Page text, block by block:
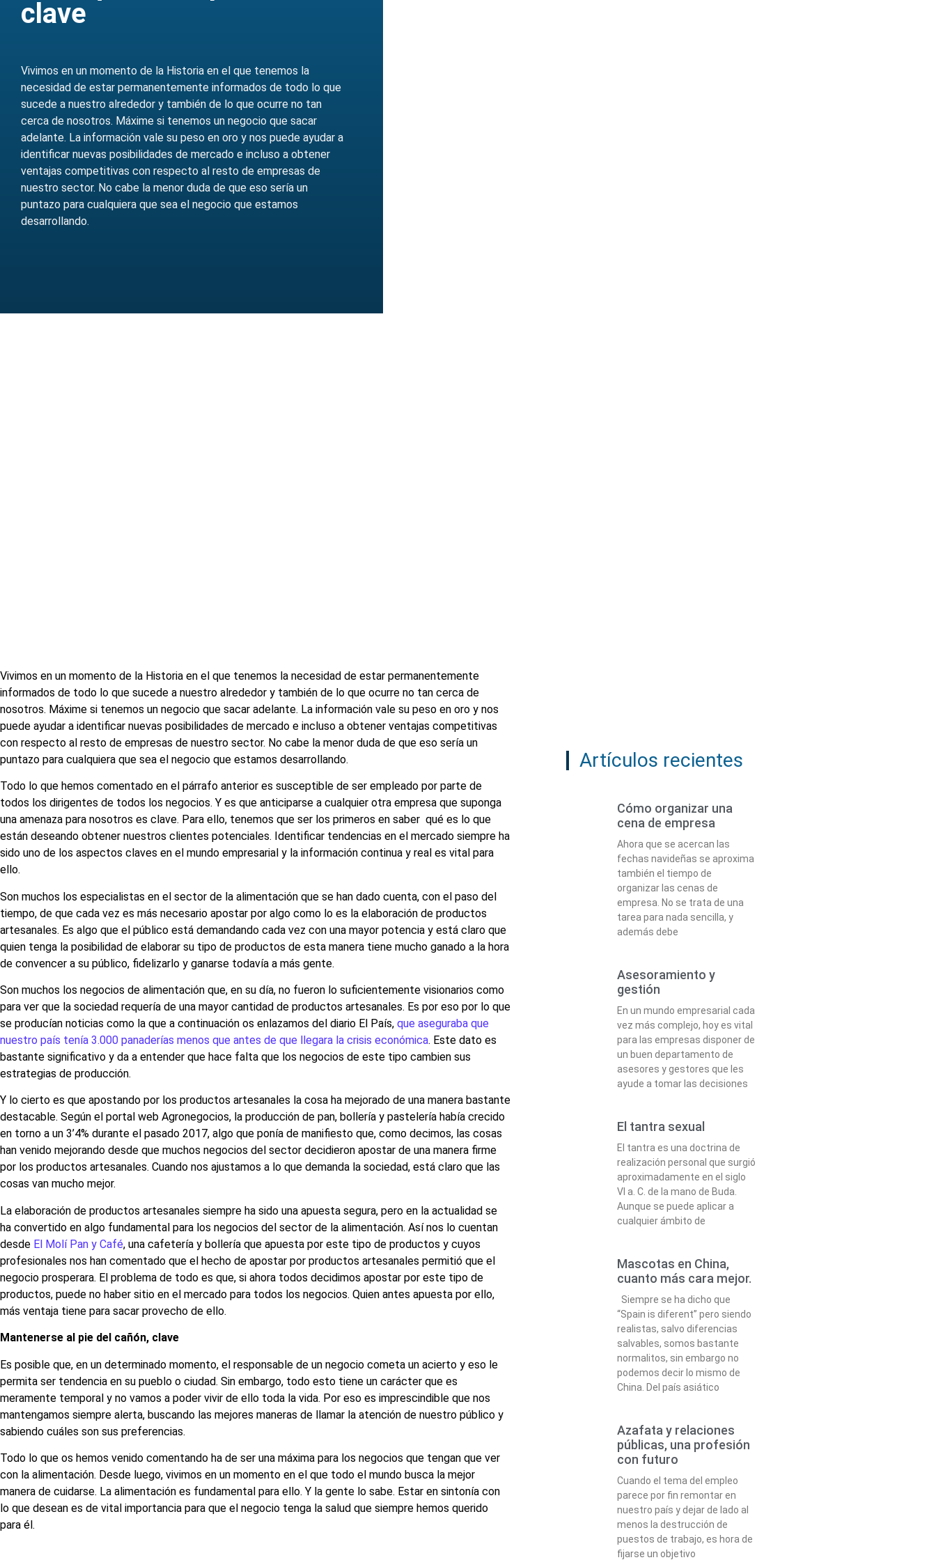
clave
Vivimos en un momento de la Historia en el que tenemos la
necesidad de estar permanentemente informados de todo lo que
sucede a nuestro alrededor y también de lo que ocurre no tan
cerca de nosotros. Máxime si tenemos un negocio que sacar
adelante. La información vale su peso en oro y nos puede ayudar a
identificar nuevas posibilidades de mercado e incluso a obtener
ventajas competitivas con respecto al resto de empresas de
nuestro sector. No cabe la menor duda de que eso sería un
puntazo para cualquiera que sea el negocio que estamos
desarrollando.
Vivimos en un momento de la Historia en el que tenemos la necesidad de estar permanentemente
informados de todo lo que sucede a nuestro alrededor y también de lo que ocurre no tan cerca de
nosotros. Máxime si tenemos un negocio que sacar adelante. La información vale su peso en oro y nos
puede ayudar a identificar nuevas posibilidades de mercado e incluso a obtener ventajas competitivas
con respecto al resto de empresas de nuestro sector. No cabe la menor duda de que eso sería un
puntazo para cualquiera que sea el negocio que estamos desarrollando.
Todo lo que hemos comentado en el párrafo anterior es susceptible de ser empleado por parte de
todos los dirigentes de todos los negocios. Y es que anticiparse a cualquier otra empresa que suponga
una amenaza para nosotros es clave. Para ello, tenemos que ser los primeros en saber qué es lo que
están deseando obtener nuestros clientes potenciales. Identificar tendencias en el mercado siempre ha
sido uno de los aspectos claves en el mundo empresarial y la información continua y real es vital para
ello.
Son muchos los especialistas en el sector de la alimentación que se han dado cuenta, con el paso del
tiempo, de que cada vez es más necesario apostar por algo como lo es la elaboración de productos
artesanales. Es algo que el público está demandando cada vez con una mayor potencia y está claro que
quien tenga la posibilidad de elaborar su tipo de productos de esta manera tiene mucho ganado a la hora
de convencer a su público, fidelizarlo y ganarse todavía a más gente.
Son muchos los negocios de alimentación que, en su día, no fueron lo suficientemente visionarios como
para ver que la sociedad requería de una mayor cantidad de productos artesanales. Es por eso por lo que
se producían noticias como la que a continuación os enlazamos del diario El País, que aseguraba que
nuestro país tenía 3.000 panaderías menos que antes de que llegara la crisis económica. Este dato es
bastante significativo y da a entender que hace falta que los negocios de este tipo cambien sus
estrategias de producción.
Y lo cierto es que apostando por los productos artesanales la cosa ha mejorado de una manera bastante
destacable. Según el portal web Agronegocios, la producción de pan, bollería y pastelería había crecido
en torno a un 3’4% durante el pasado 2017, algo que ponía de manifiesto que, como decimos, las cosas
han venido mejorando desde que muchos negocios del sector decidieron apostar de una manera firme
por los productos artesanales. Cuando nos ajustamos a lo que demanda la sociedad, está claro que las
cosas van mucho mejor.
La elaboración de productos artesanales siempre ha sido una apuesta segura, pero en la actualidad se
ha convertido en algo fundamental para los negocios del sector de la alimentación. Así nos lo cuentan
desde El Molí Pan y Café, una cafetería y bollería que apuesta por este tipo de productos y cuyos
profesionales nos han comentado que el hecho de apostar por productos artesanales permitió que el
negocio prosperara. El problema de todo es que, si ahora todos decidimos apostar por este tipo de
productos, puede no haber sitio en el mercado para todos los negocios. Quien antes apuesta por ello,
más ventaja tiene para sacar provecho de ello.
Mantenerse al pie del cañón, clave
Es posible que, en un determinado momento, el responsable de un negocio cometa un acierto y eso le
permita ser tendencia en su pueblo o ciudad. Sin embargo, todo esto tiene un carácter que es
meramente temporal y no vamos a poder vivir de ello toda la vida. Por eso es imprescindible que nos
mantengamos siempre alerta, buscando las mejores maneras de llamar la atención de nuestro público y
sabiendo cuáles son sus preferencias.
Todo lo que os hemos venido comentando ha de ser una máxima para los negocios que tengan que ver
con la alimentación. Desde luego, vivimos en un momento en el que todo el mundo busca la mejor
manera de cuidarse. La alimentación es fundamental para ello. Y la gente lo sabe. Estar en sintonía con
lo que desean es de vital importancia para que el negocio tenga la salud que siempre hemos querido
para él.
Artículos recientes
Cómo organizar una
cena de empresa
Ahora que se acercan las
fechas navideñas se aproxima
también el tiempo de
organizar las cenas de
empresa. No se trata de una
tarea para nada sencilla, y
además debe
Asesoramiento y
gestión
En un mundo empresarial cada
vez más complejo, hoy es vital
para las empresas disponer de
un buen departamento de
asesores y gestores que les
ayude a tomar las decisiones
El tantra sexual
El tantra es una doctrina de
realización personal que surgió
aproximadamente en el siglo
VI a. C. de la mano de Buda.
Aunque se puede aplicar a
cualquier ámbito de
Mascotas en China,
cuanto más cara mejor.
Siempre se ha dicho que
“Spain is diferent” pero siendo
realistas, salvo diferencias
salvables, somos bastante
normalitos, sin embargo no
podemos decir lo mismo de
China. Del país asiático
Azafata y relaciones
públicas, una profesión
con futuro
Cuando el tema del empleo
parece por fin remontar en
nuestro país y dejar de lado al
menos la destrucción de
puestos de trabajo, es hora de
fijarse un objetivo